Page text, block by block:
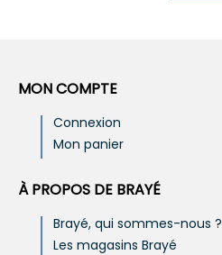
MON COMPTE
Connexion
Mon panier
À PROPOS DE BRAYÉ
Brayé, qui sommes-nous ?
Les magasins Brayé